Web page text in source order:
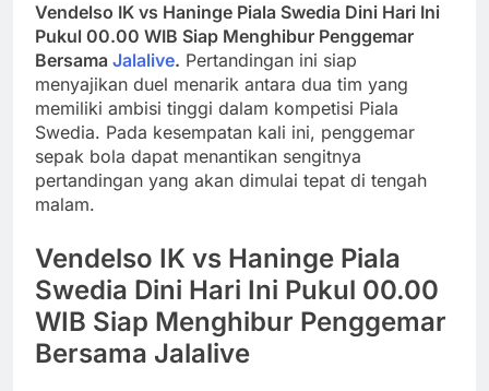
Vendelso IK vs Haninge Piala Swedia Dini Hari Ini
Pukul 00.00 WIB Siap Menghibur Penggemar
Bersama Jalalive. Pertandingan ini siap
menyajikan duel menarik antara dua tim yang
memiliki ambisi tinggi dalam kompetisi Piala
Swedia. Pada kesempatan kali ini, penggemar
sepak bola dapat menantikan sengitnya
pertandingan yang akan dimulai tepat di tengah
malam.
Vendelso IK vs Haninge Piala
Swedia Dini Hari Ini Pukul 00.00
WIB Siap Menghibur Penggemar
Bersama Jalalive